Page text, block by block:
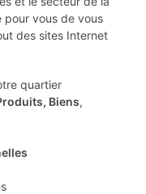
pour vous de vous
des sites Internet
quartier
Biens,